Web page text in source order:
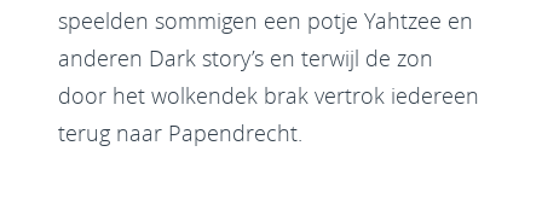
speelden sommigen een potje Yahtzee en
anderen Dark story’s en terwijl de zon
door het wolkendek brak vertrok iedereen
terug naar Papendrecht.